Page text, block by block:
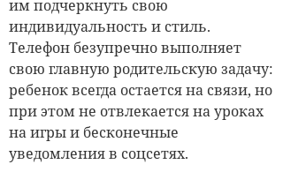
им подчеркнуть свою
индивидуальность и стиль.
Телефон безупречно выполняет
свою главную родительскую задачу:
ребенок всегда остается на связи, но
при этом не отвлекается на уроках
на игры и бесконечные
уведомления в соцсетях.